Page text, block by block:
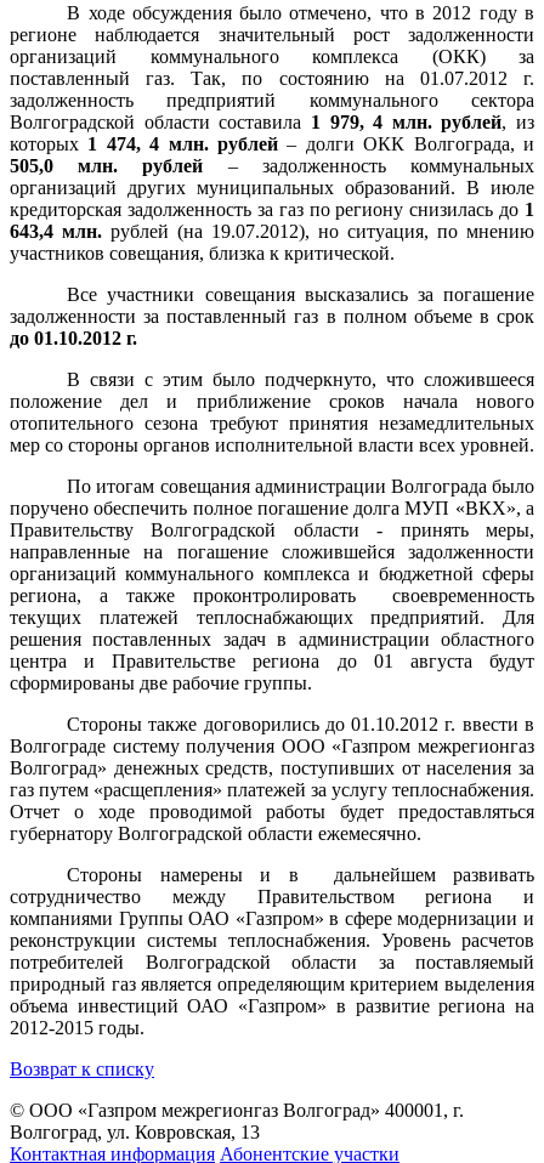
В ходе обсуждения было отмечено, что в 2012 году в
регионе наблюдается значительный рост задолженности
организаций коммунального комплекса (ОКК) за
поставленный газ. Так, по состоянию на 01.07.2012 г.
задолженность предприятий коммунального сектора
Волгоградской области составила 1 979, 4 млн. рублей, из
которых 1 474, 4 млн. рублей – долги ОКК Волгограда, и
505,0 млн. рублей – задолженность коммунальных
организаций других муниципальных образований. В июле
кредиторская задолженность за газ по региону снизилась до 1
643,4 млн. рублей (на 19.07.2012), но ситуация, по мнению
участников совещания, близка к критической.
Все участники совещания высказались за погашение
задолженности за поставленный газ в полном объеме в срок
до 01.10.2012 г.
В связи с этим было подчеркнуто, что сложившееся
положение дел и приближение сроков начала нового
отопительного сезона требуют принятия незамедлительных
мер со стороны органов исполнительной власти всех уровней.
По итогам совещания администрации Волгограда было
поручено обеспечить полное погашение долга МУП «ВКХ», а
Правительству Волгоградской области - принять меры,
направленные на погашение сложившейся задолженности
организаций коммунального комплекса и бюджетной сферы
региона, а также проконтролировать своевременность
текущих платежей теплоснабжающих предприятий. Для
решения поставленных задач в администрации областного
центра и Правительстве региона до 01 августа будут
сформированы две рабочие группы.
Стороны также договорились до 01.10.2012 г. ввести в
Волгограде систему получения ООО «Газпром межрегионгаз
Волгоград» денежных средств, поступивших от населения за
газ путем «расщепления» платежей за услугу теплоснабжения.
Отчет о ходе проводимой работы будет предоставляться
губернатору Волгоградской области ежемесячно.
Стороны намерены и в дальнейшем развивать
сотрудничество между Правительством региона и
компаниями Группы ОАО «Газпром» в сфере модернизации и
реконструкции системы теплоснабжения. Уровень расчетов
потребителей Волгоградской области за поставляемый
природный газ является определяющим критерием выделения
объема инвестиций ОАО «Газпром» в развитие региона на
2012-2015 годы.
Возврат к списку
© ООО «Газпром межрегионгаз Волгоград» 400001, г.
Волгоград, ул. Ковровская, 13
Контактная информация Абонентские участки